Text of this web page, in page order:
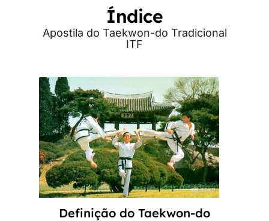
Índice
Apostila do Taekwon-do Tradicional
ITF
Definição do Taekwon-do